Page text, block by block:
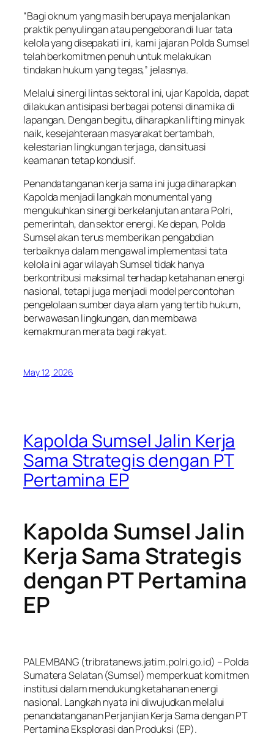
“Bagi oknum yang masih berupaya menjalankan
praktik penyulingan atau pengeboran di luar tata
kelola yang disepakati ini, kami jajaran Polda Sumsel
telah berkomitmen penuh untuk melakukan
tindakan hukum yang tegas,” jelasnya.
Melalui sinergi lintas sektoral ini, ujar Kapolda, dapat
dilakukan antisipasi berbagai potensi dinamika di
lapangan. Dengan begitu, diharapkan lifting minyak
naik, kesejahteraan masyarakat bertambah,
kelestarian lingkungan terjaga, dan situasi
keamanan tetap kondusif.
Penandatanganan kerja sama ini juga diharapkan
Kapolda menjadi langkah monumental yang
mengukuhkan sinergi berkelanjutan antara Polri,
pemerintah, dan sektor energi. Ke depan, Polda
Sumsel akan terus memberikan pengabdian
terbaiknya dalam mengawal implementasi tata
kelola ini agar wilayah Sumsel tidak hanya
berkontribusi maksimal terhadap ketahanan energi
nasional, tetapi juga menjadi model percontohan
pengelolaan sumber daya alam yang tertib hukum,
berwawasan lingkungan, dan membawa
kemakmuran merata bagi rakyat.
May 12, 2026
Kapolda Sumsel Jalin Kerja
Sama Strategis dengan PT
Pertamina EP
Kapolda Sumsel Jalin
Kerja Sama Strategis
dengan PT Pertamina
EP
PALEMBANG (tribratanews.jatim.polri.go.id) – Polda
Sumatera Selatan (Sumsel) memperkuat komitmen
institusi dalam mendukung ketahanan energi
nasional. Langkah nyata ini diwujudkan melalui
penandatanganan Perjanjian Kerja Sama dengan PT
Pertamina Eksplorasi dan Produksi (EP).